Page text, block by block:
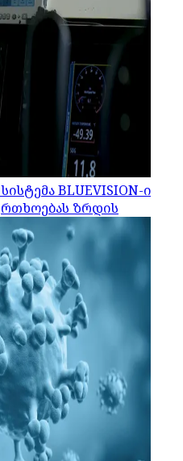
BLUEVISION-ი
ზრდის